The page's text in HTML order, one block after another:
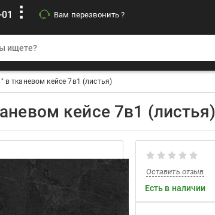
Вам перезвонить ?
тканевом кейсе 7в1 (листья)
кейсе 7в1 (листья)
Оставить отзыв
Есть в наличии